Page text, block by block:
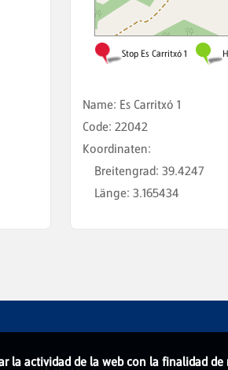
Name: Es Carritxó 1
Code: 22042
Koordinaten:
Breitengrad: 39.4247
Länge: 3.165434
la actividad de la web con la finalidad